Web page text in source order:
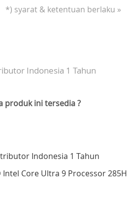
*) syarat & ketentuan berlaku »
Indonesia 1 Tahun
produk ini tersedia ?
Indonesia 1 Tahun
Intel Core Ultra 9 Processor 285H